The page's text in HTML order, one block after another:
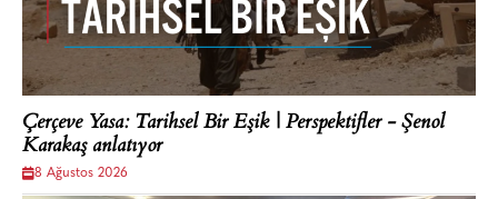
Çerçeve Yasa: Tarihsel Bir Eşik | Perspektifler - Şenol
Karakaş anlatıyor
8 Ağustos 2026